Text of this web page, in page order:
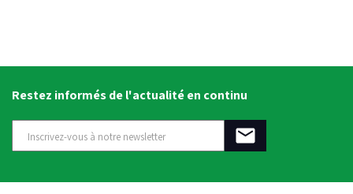
Restez informés de l'actualité en continu